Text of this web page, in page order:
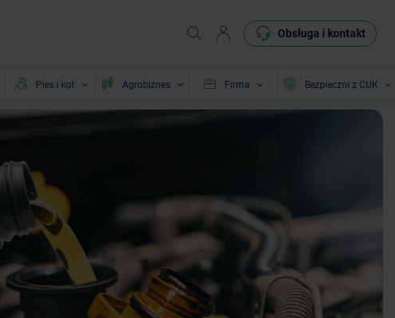
Obsługa i kontakt
Pies i kot Agrobiznes Firma Bezpieczni z CUK